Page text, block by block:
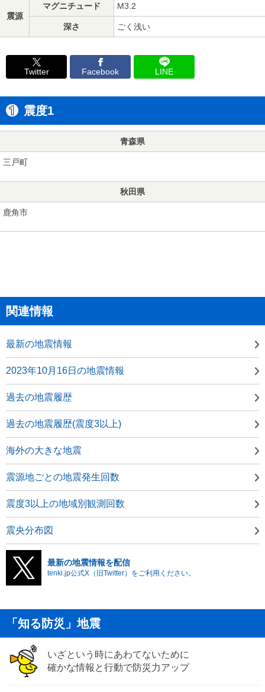
震源
マグニチュード M3.2
深さ ごく浅い
Twitter Facebook LINE
震度1
青森県
三戸町
秋田県
鹿角市
関連情報
最新の地震情報
2023年10月16日の地震情報
過去の地震履歴
過去の地震履歴(震度3以上)
海外の大きな地震
震源地ごとの地震発生回数
震度3以上の地域別観測回数
震央分布図
最新の地震情報を配信
tenki.jp公式X（旧Twitter）をご利用ください。
「知る防災」地震
いざという時にあわてないために
確かな情報と行動で防災力アップ